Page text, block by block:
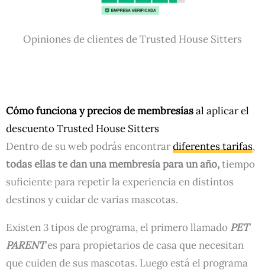
Opiniones de clientes de Trusted House Sitters
Cómo funciona y precios de membresíasal aplicar el
descuento Trusted House Sitters
Dentro de su web podrás encontrardiferentes tarifas,
todas ellas te dan una membresía para un año,tiempo
suficiente para repetir la experiencia en distintos
destinos y cuidar de varias mascotas.
Existen 3 tipos de programa, el primero llamado PET
PARENTes para propietarios de casa que necesitan
que cuiden de sus mascotas. Luego está el programa